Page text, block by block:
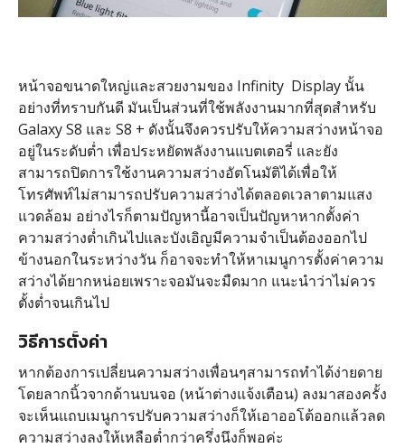
หน้าจอขนาดใหญ่และสวยงามของ Infinity Display นั้น
อย่างที่ทราบกันดี มันเป็นส่วนที่ใช้พลังงานมากที่สุดสำหรับ
Galaxy S8 และ S8 + ดังนั้นจึงควรปรับให้ความสว่างหน้าจอ
อยู่ในระดับต่ำ เพื่อประหยัดพลังงานแบตเตอรี่ และยัง
สามารถปิดการใช้งานความสว่างอัตโนมัติได้เพื่อให้
โทรศัพท์ไม่สามารถปรับความสว่างได้ตลอดเวลาตามแสง
แวดล้อม อย่างไรก็ตามปัญหานี้อาจเป็นปัญหาหากตั้งค่า
ความสว่างต่ำเกินไปและบังเอิญมีความจำเป็นต้องออกไป
ข้างนอกในระหว่างวัน ก็อาจจะทำให้หาเมนูการตั้งค่าความ
สว่างได้ยากหน่อยเพราะจอมันจะมืดมาก แนะนำว่าไม่ควร
ตั้งต่ำจนเกินไป
วิธีการตั้งค่า
หากต้องการเปลี่ยนความสว่างเพื่อนๆสามารถทำได้ง่ายดาย
โดยลากนิ้วจากด้านบนจอ (หน้าต่างแจ้งเตือน) ลงมาสองครั้ง
จะเห็นแถบเมนูการปรับความสว่างก็ให้เอาออโต้ออกแล้วลด
ความสว่างลงให้เหลือต่ำกว่าครึ่งนึงก็พอค่ะ